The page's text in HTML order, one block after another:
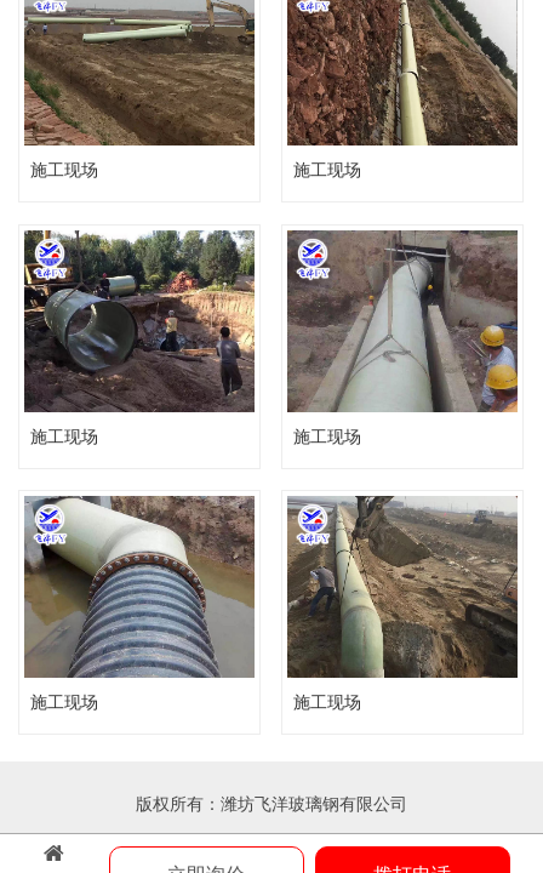
施工现场 施工现场
施工现场 施工现场
施工现场 施工现场
版权所有：潍坊飞洋玻璃钢有限公司